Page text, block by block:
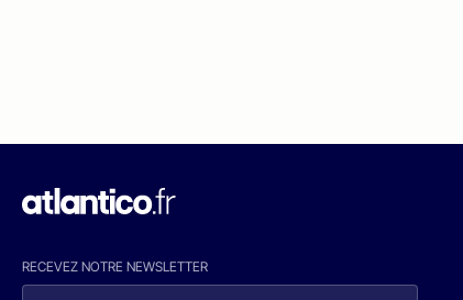
RECEVEZ NOTRE NEWSLETTER